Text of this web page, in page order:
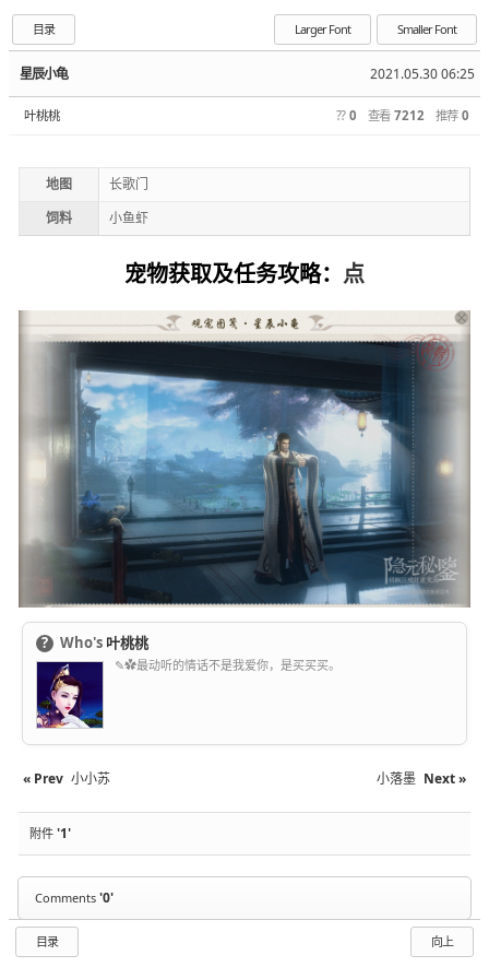
目录 Larger Font Smaller Font
2021.05.30 06:25
星辰小龟
叶桃桃 ?? 0 查看 7212 推荐 0
地图
长歌门
饲料
小鱼虾
宠物获取及任务攻略： 点
? Who's 叶桃桃
✎✿最动听的情话不是我爱你，是买买买。
« Prev 小小苏 小落墨 Next »
附件 '1'
Comments '0'
目录 向上